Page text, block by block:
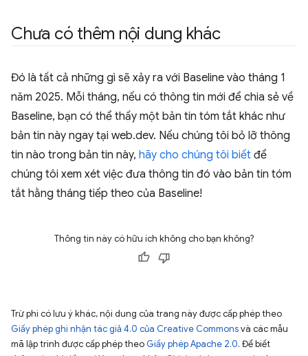
Chưa có thêm nội dung khác
Đó là tất cả những gì sẽ xảy ra với Baseline vào tháng 1
năm 2025. Mỗi tháng, nếu có thông tin mới để chia sẻ về
Baseline, bạn có thể thấy một bản tin tóm tắt khác như
bản tin này ngay tại web.dev. Nếu chúng tôi bỏ lỡ thông
tin nào trong bản tin này, hãy cho chúng tôi biết để
chúng tôi xem xét việc đưa thông tin đó vào bản tin tóm
tắt hằng tháng tiếp theo của Baseline!
Thông tin này có hữu ích không cho bạn không?
Trừ phi có lưu ý khác, nội dung của trang này được cấp phép theo
Giấy phép ghi nhận tác giả 4.0 của Creative Commonsvà các mẫu
mã lập trình được cấp phép theo Giấy phép Apache 2.0. Để biết